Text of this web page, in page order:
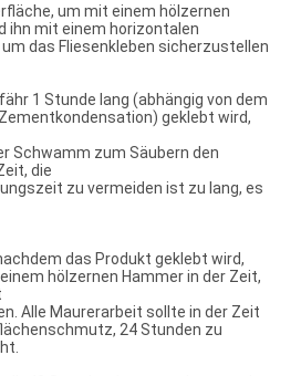
um mit einem hölzernen
ihn mit einem horizontalen
das Fliesenkleben sicherzustellen
1 Stunde lang (abhängig von dem
geklebt wird,
Schwamm zum Säubern den
die
zu vermeiden ist zu lang, es
das Produkt geklebt wird,
hölzernen Hammer in der Zeit,
Alle Maurerarbeit sollte in der Zeit
24 Stunden zu